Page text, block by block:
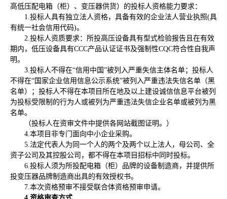
高低压配电箱（柜）、变压器供货）的投标人资格能力要求：
1.投标人具有独立法人资格，具备有效的企业法人营业执照(具
有统一社会信用代码)。
2.投标人资质要求：所投高压设备具有型式检验报告且在有效
期内，低压设备具有CCC产品认证证书及强制性CQC符合性自我声
明。
3.投标人不得在“信用中国”被列入严重失信主体名单；投标人
不得在“国家企业信用信息公示系统”被列入严重违法失信名单（黑
名单）；投标人不得在本项目所在地及以上建设诚信信息平台被列
为投标受限制的行为人或被列为严重违法失信企业名单或被列为黑
名单。
（投标人在资审文件中提供各网站截图证明。）
4.本项目非专门面向中小企业采购。
5.法定代表人为同一个人的两个及两个以上法人，母公司、全
资子公司及其控股公司，都不得在本项目招标中同时投标。
6.投标人须为所投配电箱（柜）品牌的设备制造商，并提供所
投变压器品牌制造商出具的有效授权书。
7.本次资格预审不接受联合体资格预审申请。